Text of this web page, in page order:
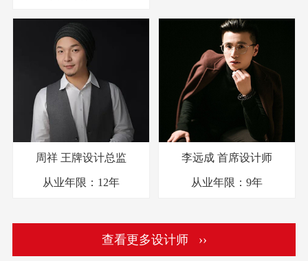
周祥 王牌设计总监
从业年限： 12年
李远成 首席设计师
从业年限： 9年
查看更多设计师 ››